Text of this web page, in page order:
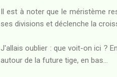
Il est à noter que le méristème
ses divisions et déclenche la
J'allais oublier : que voit-on ici ?
autour de la future tige, en bas...